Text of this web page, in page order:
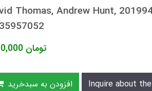
Thomas, Andrew Hunt,
تومان
افزودن به سبدخرید Inquire about